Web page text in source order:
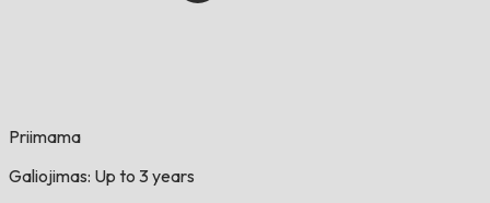
Priimama
Galiojimas: Up to 3 years